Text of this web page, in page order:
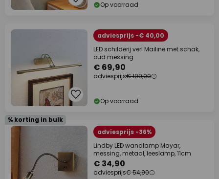
Op voorraad
adviesprijs -€ 40,00
LED schilderij verl Mailine met schak,
oud messing
€ 69,90
adviesprijs€ 109,90
Op voorraad
% korting in bulk
adviesprijs -36%
Lindby LED wandlamp Mayar,
messing, metaal, leeslamp, 11cm
€ 34,90
adviesprijs€ 54,90